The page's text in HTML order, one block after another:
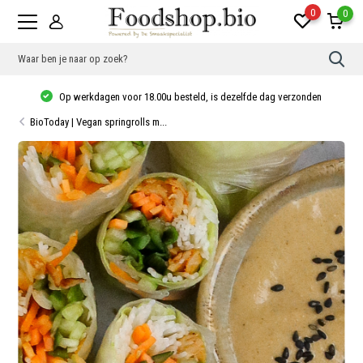
0 0
te
Druk
op
om
naar
het
te
Als
met
Op werkdagen voor 18.00u besteld, is dezelfde dag verzonden
BioToday | Vegan springrolls m...